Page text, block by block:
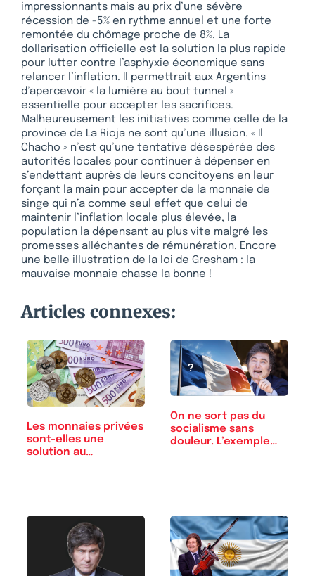
impressionnants mais au prix d’une sévère
récession de -5% en rythme annuel et une forte
remontée du chômage proche de 8%. La
dollarisation officielle est la solution la plus rapide
pour lutter contre l’asphyxie économique sans
relancer l’inflation. Il permettrait aux Argentins
d’apercevoir « la lumière au bout tunnel »
essentielle pour accepter les sacrifices.
Malheureusement les initiatives comme celle de la
province de La Rioja ne sont qu’une illusion. « Il
Chacho » n’est qu’une tentative désespérée des
autorités locales pour continuer à dépenser en
s’endettant auprès de leurs concitoyens en leur
forçant la main pour accepter de la monnaie de
singe qui n’a comme seul effet que celui de
maintenir l’inflation locale plus élevée, la
population la dépensant au plus vite malgré les
promesses alléchantes de rémunération. Encore
une belle illustration de la loi de Gresham : la
mauvaise monnaie chasse la bonne !
Articles connexes:
Les monnaies privées
sont-elles une
solution au…
On ne sort pas du
socialisme sans
douleur. L’exemple…